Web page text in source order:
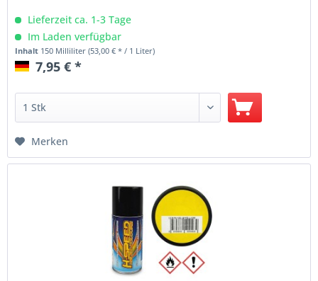
Lieferzeit ca. 1-3 Tage
Im Laden verfügbar
Inhalt 150 Milliliter(53,00 € * / 1 Liter)
7,95 € *
Merken